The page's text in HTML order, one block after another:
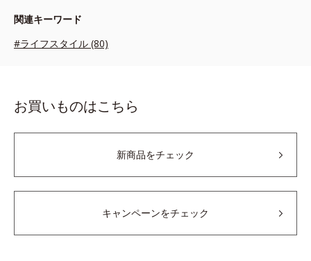
関連キーワード
#ライフスタイル (80)
お買いものはこちら
新商品をチェック
キャンペーンをチェック